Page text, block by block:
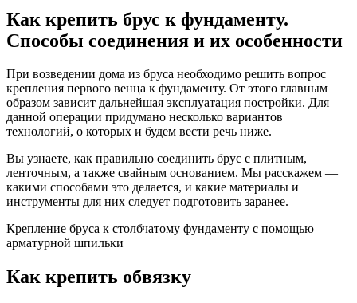
Как крепить брус к фундаменту.
Способы соединения и их особенности
При возведении дома из бруса необходимо решить вопрос
крепления первого венца к фундаменту. От этого главным
образом зависит дальнейшая эксплуатация постройки. Для
данной операции придумано несколько вариантов
технологий, о которых и будем вести речь ниже.
Вы узнаете, как правильно соединить брус с плитным,
ленточным, а также свайным основанием. Мы расскажем —
какими способами это делается, и какие материалы и
инструменты для них следует подготовить заранее.
Крепление бруса к столбчатому фундаменту с помощью
арматурной шпильки
Как крепить обвязку